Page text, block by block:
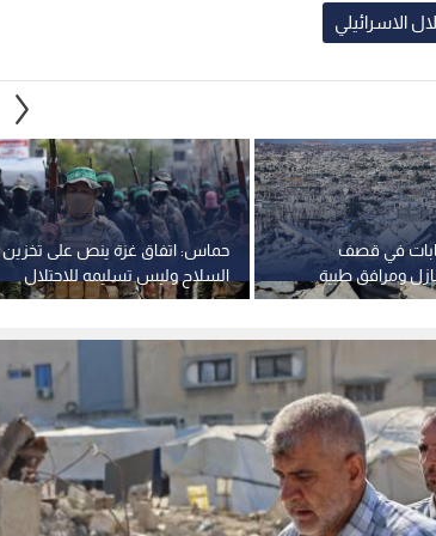
الاسرائيلي
حماس: اتفاق غزة ينص على تخزين
السلاح وليس تسليمه للاحتلال
في قصف
ومرافق طبية